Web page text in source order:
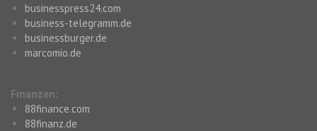
businesspress24.com
business-telegramm.de
businessburger.de
marcomio.de
Finanzen:
88finance.com
88finanz.de